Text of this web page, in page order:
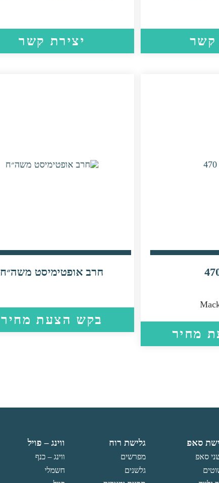
קשר יצירת קשר
מחיר
חרב אופטימיסט משה״ח
בקש הצעת מחיר
סאפ
סאפ
גלישת רוח
מפרשים
גלשנים
ווינג – פויל
ווינג – כנף
חשמלי